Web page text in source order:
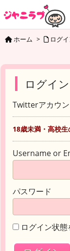
ホーム > ログ
ログイン
Twitterアカウ
18歳未満・高校生
Username or
パスワード
ログイン状